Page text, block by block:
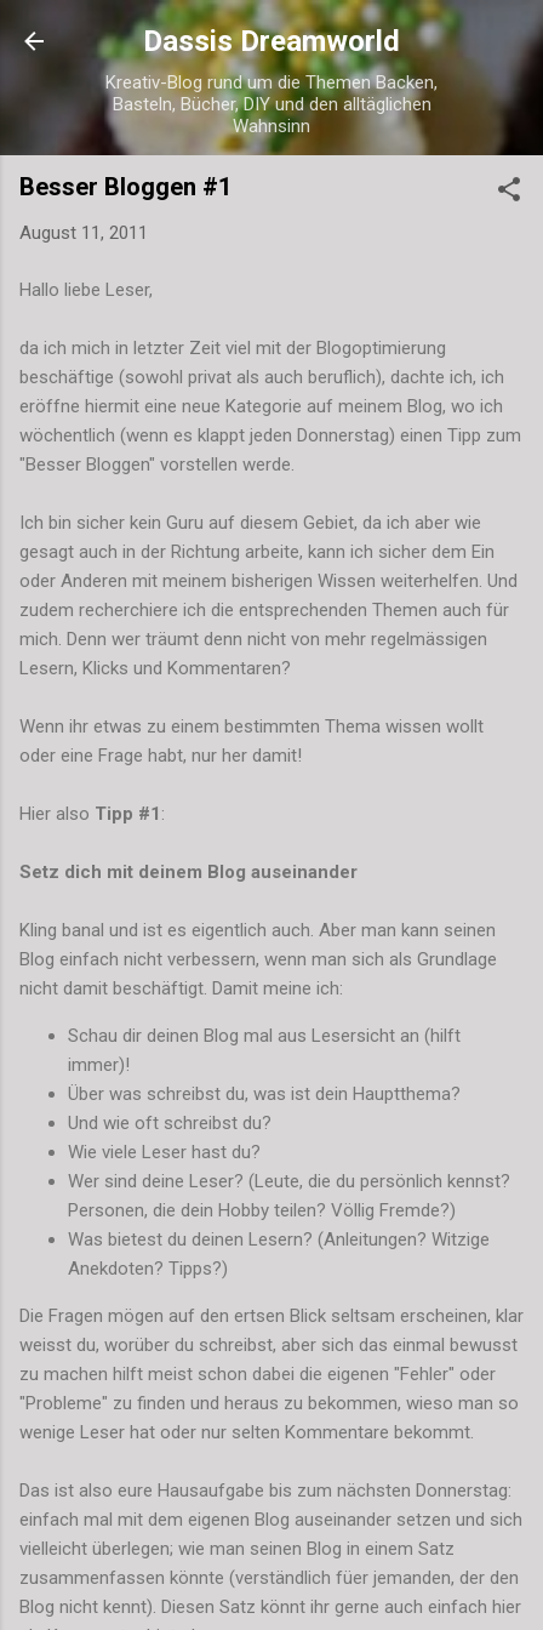
Direkt zum Hauptbereich
Dassis Dreamworld
Kreativ-Blog rund um die Themen Backen,
Basteln, Bücher, DIY und den alltäglichen
Wahnsinn
Besser Bloggen #1
August 11, 2011
Hallo liebe Leser,
da ich mich in letzter Zeit viel mit der Blogoptimierung
beschäftige (sowohl privat als auch beruflich), dachte ich, ich
eröffne hiermit eine neue Kategorie auf meinem Blog, wo ich
wöchentlich (wenn es klappt jeden Donnerstag) einen Tipp zum
"Besser Bloggen" vorstellen werde.
Ich bin sicher kein Guru auf diesem Gebiet, da ich aber wie
gesagt auch in der Richtung arbeite, kann ich sicher dem Ein
oder Anderen mit meinem bisherigen Wissen weiterhelfen. Und
zudem recherchiere ich die entsprechenden Themen auch für
mich. Denn wer träumt denn nicht von mehr regelmässigen
Lesern, Klicks und Kommentaren?
Wenn ihr etwas zu einem bestimmten Thema wissen wollt
oder eine Frage habt, nur her damit!
Hier also Tipp #1 :
Setz dich mit deinem Blog auseinander
Kling banal und ist es eigentlich auch. Aber man kann seinen
Blog einfach nicht verbessern, wenn man sich als Grundlage
nicht damit beschäftigt. Damit meine ich:
Schau dir deinen Blog mal aus Lesersicht an (hilft
immer)!
Über was schreibst du, was ist dein Hauptthema?
Und wie oft schreibst du?
Wie viele Leser hast du?
Wer sind deine Leser? (Leute, die du persönlich kennst?
Personen, die dein Hobby teilen? Völlig Fremde?)
Was bietest du deinen Lesern? (Anleitungen? Witzige
Anekdoten? Tipps?)
Die Fragen mögen auf den ertsen Blick seltsam erscheinen, klar
weisst du, worüber du schreibst, aber sich das einmal bewusst
zu machen hilft meist schon dabei die eigenen "Fehler" oder
"Probleme" zu finden und heraus zu bekommen, wieso man so
wenige Leser hat oder nur selten Kommentare bekommt.
Das ist also eure Hausaufgabe bis zum nächsten Donnerstag:
einfach mal mit dem eigenen Blog auseinander setzen und sich
vielleicht überlegen; wie man seinen Blog in einem Satz
zusammenfassen könnte (verständlich füer jemanden, der den
Blog nicht kennt). Diesen Satz könnt ihr gerne auch einfach hier